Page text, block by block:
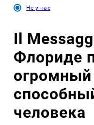
Не у нас
Il
Флориде
огромный
человека